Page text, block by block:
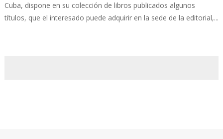
Cuba, dispone en su colección de libros publicados algunos
títulos, que el interesado puede adquirir en la sede de la editorial,...